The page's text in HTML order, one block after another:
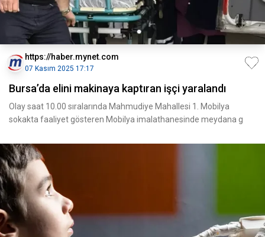
https://haber.mynet.com
07 Kasım 2025 17:17
Bursa’da elini makinaya kaptıran işçi yaralandı
Olay saat 10.00 sıralarında Mahmudiye Mahallesi 1. Mobilya
sokakta faaliyet gösteren Mobilya imalathanesinde meydana g